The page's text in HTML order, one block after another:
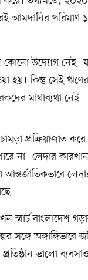
আমদানির পরিমাণ
কোনো উদ্যোগ নেই।
হয়। কিন্তু সেই
মাথাব্যথা নেই।
প্রক্রিয়াজাত
না। লেদার
আন্তর্জাতিকভাবে
বাংলাদেশ
সঙ্গে অঙ্গাঙ্গিভাবে
ভালো